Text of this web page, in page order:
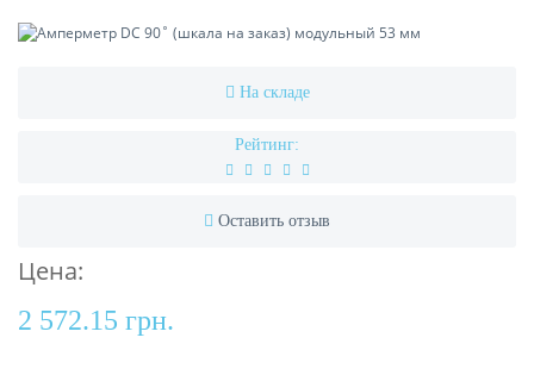
На складе
Рейтинг:
Оставить отзыв
Цена:
2 572.15 грн.